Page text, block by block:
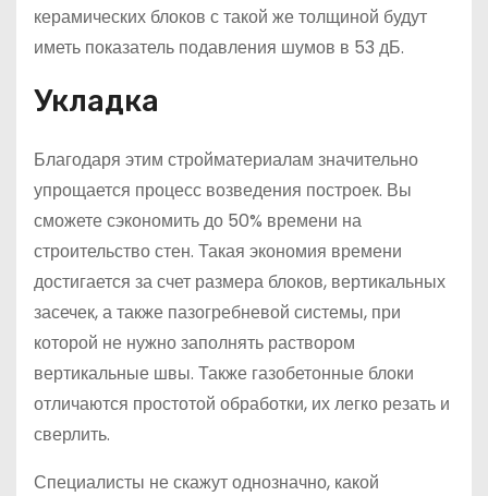
керамических блоков с такой же толщиной будут
иметь показатель подавления шумов в 53 дБ.
Укладка
Благодаря этим стройматериалам значительно
упрощается процесс возведения построек. Вы
сможете сэкономить до 50% времени на
строительство стен. Такая экономия времени
достигается за счет размера блоков, вертикальных
засечек, а также пазогребневой системы, при
которой не нужно заполнять раствором
вертикальные швы. Также газобетонные блоки
отличаются простотой обработки, их легко резать и
сверлить.
Специалисты не скажут однозначно, какой